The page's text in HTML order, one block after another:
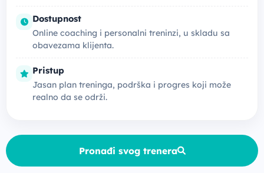
Dostupnost
Online coaching i personalni treninzi, u skladu sa
obavezama klijenta.
Pristup
Jasan plan treninga, podrška i progres koji može
realno da se održi.
Pronađi svog trenera